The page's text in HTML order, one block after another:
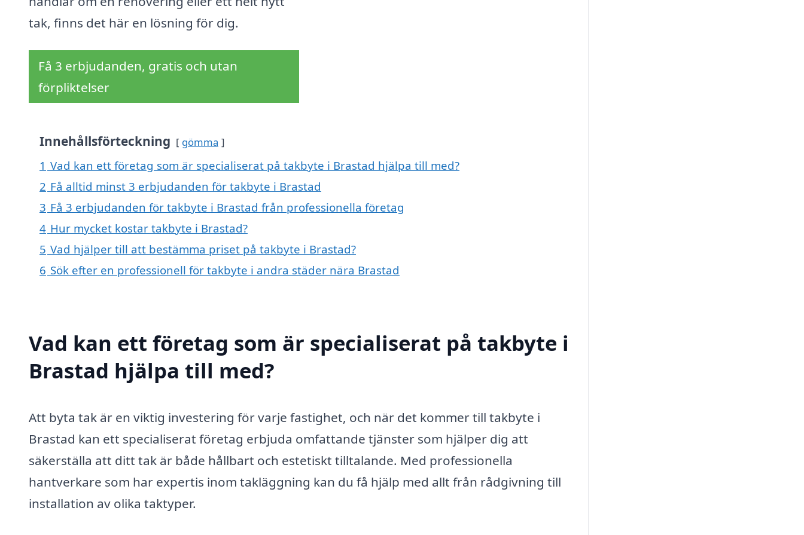
tak, finns det här en lösning för dig.
Få 3 erbjudanden, gratis och utan
förpliktelser
Innehållsförteckning gömma
1 Vad kan ett företag som är specialiserat på takbyte i Brastad hjälpa till med?
2 Få alltid minst 3 erbjudanden för takbyte i Brastad
3 Få 3 erbjudanden för takbyte i Brastad från professionella företag
4 Hur mycket kostar takbyte i Brastad?
5 Vad hjälper till att bestämma priset på takbyte i Brastad?
6 Sök efter en professionell för takbyte i andra städer nära Brastad
Vad kan ett företag som är specialiserat på takbyte i
Brastad hjälpa till med?
Att byta tak är en viktig investering för varje fastighet, och när det kommer till takbyte i
Brastad kan ett specialiserat företag erbjuda omfattande tjänster som hjälper dig att
säkerställa att ditt tak är både hållbart och estetiskt tilltalande. Med professionella
hantverkare som har expertis inom takläggning kan du få hjälp med allt från rådgivning till
installation av olika taktyper.